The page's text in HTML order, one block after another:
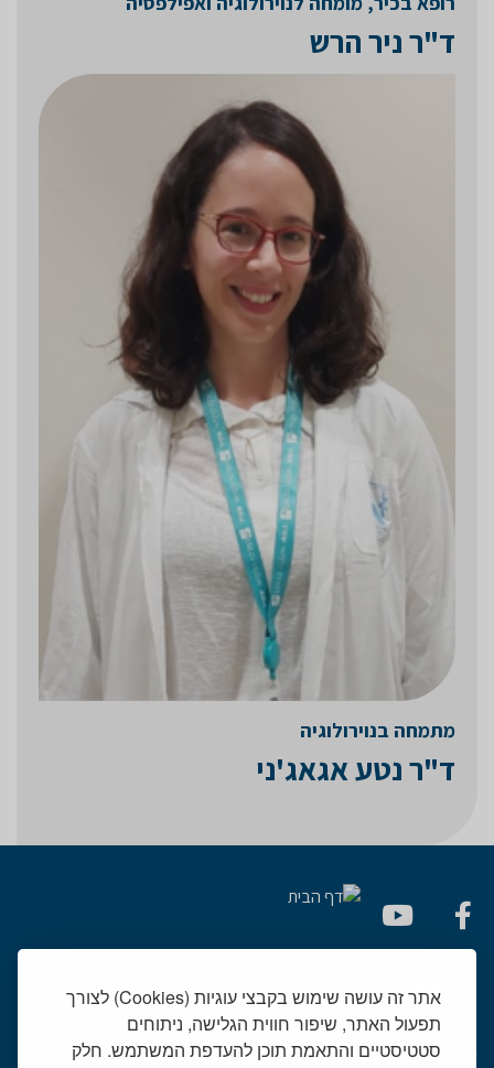
אתר זה עושה שימוש בקבצי עוגיות (Cookies) לצורך
תפעול האתר, שיפור חווית הגלישה, ניתוחים
סטטיסטיים והתאמת תוכן להעדפת המשתמש. חלק
ד"ר ניר הרש
מתמחה בנוירולוגיה
ד"ר נטע אגאג'ני
יחידות רפואיות